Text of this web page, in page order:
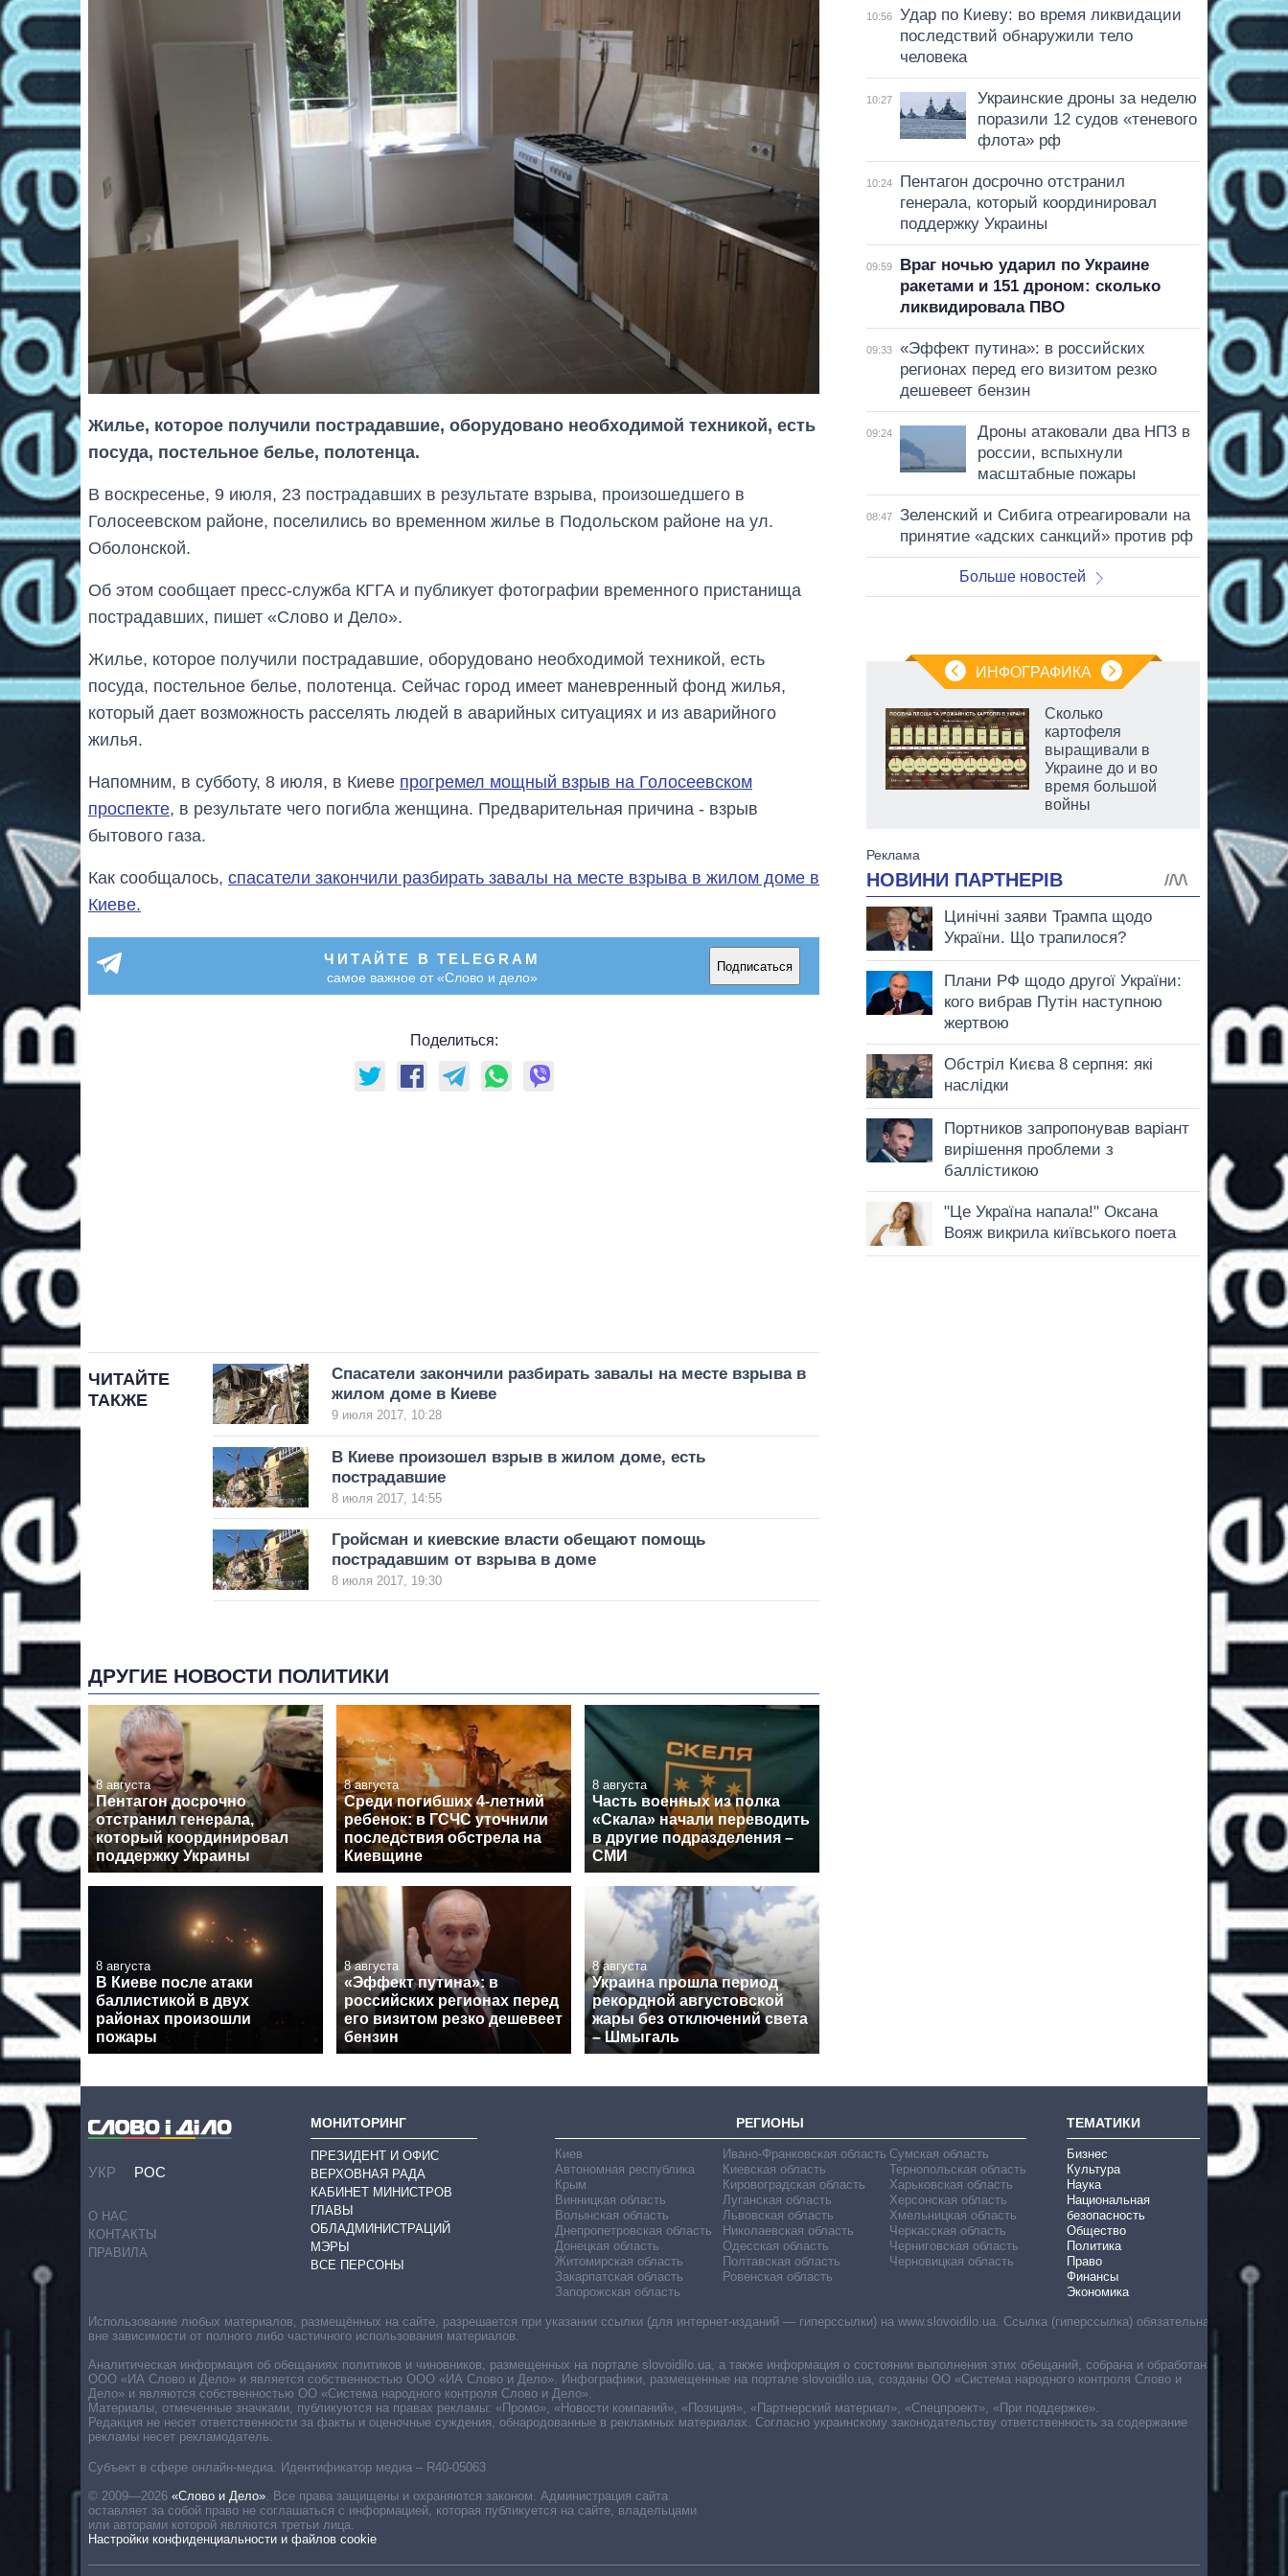
Жилье, которое получили пострадавшие, оборудовано необходимой техникой, есть
посуда, постельное белье, полотенца.
В воскресенье, 9 июля, 23 пострадавших в результате взрыва, произошедшего в
Голосеевском районе, поселились во временном жилье в Подольском районе на ул.
Оболонской.
Об этом сообщает пресс-служба КГГА и публикует фотографии временного пристанища
пострадавших, пишет «Слово и Дело».
Жилье, которое получили пострадавшие, оборудовано необходимой техникой, есть
посуда, постельное белье, полотенца. Сейчас город имеет маневренный фонд жилья,
который дает возможность расселять людей в аварийных ситуациях и из аварийного
жилья.
Напомним, в субботу, 8 июля, в Киеве прогремел мощный взрыв на Голосеевском
проспекте, в результате чего погибла женщина. Предварительная причина - взрыв
бытового газа.
Как сообщалось, спасатели закончили разбирать завалы на месте взрыва в жилом доме в
Киеве.
ЧИТАЙТЕ В TELEGRAM
самое важное от «Слово и дело»
Подписаться
Поделиться:
ЧИТАЙТЕ
ТАКЖЕ
Спасатели закончили разбирать завалы на месте взрыва в
жилом доме в Киеве
9 июля 2017, 10:28
В Киеве произошел взрыв в жилом доме, есть
пострадавшие
8 июля 2017, 14:55
Гройсман и киевские власти обещают помощь
пострадавшим от взрыва в доме
8 июля 2017, 19:30
ДРУГИЕ НОВОСТИ ПОЛИТИКИ
8 августа
Пентагон досрочно
отстранил генерала,
который координировал
поддержку Украины
8 августа
Среди погибших 4-летний
ребенок: в ГСЧС уточнили
последствия обстрела на
Киевщине
8 августа
Часть военных из полка
«Скала» начали переводить
в другие подразделения –
СМИ
8 августа
В Киеве после атаки
баллистикой в двух
районах произошли
пожары
8 августа
«Эффект путина»: в
российских регионах перед
его визитом резко дешевеет
бензин
8 августа
Украина прошла период
рекордной августовской
жары без отключений света
– Шмыгаль
10:56
Удар по Киеву: во время ликвидации
последствий обнаружили тело
человека
10:27
Украинские дроны за неделю
поразили 12 судов «теневого
флота» рф
10:24
Пентагон досрочно отстранил
генерала, который координировал
поддержку Украины
09:59
Враг ночью ударил по Украине
ракетами и 151 дроном: сколько
ликвидировала ПВО
09:33
«Эффект путина»: в российских
регионах перед его визитом резко
дешевеет бензин
09:24
Дроны атаковали два НПЗ в
россии, вспыхнули
масштабные пожары
08:47
Зеленский и Сибига отреагировали на
принятие «адских санкций» против рф
Больше новостей
ИНФОГРАФИКА
От 1 месяца – до 5
руководителя СВР
Сколько
картофеля
выращивали в
Украине до и во
время большой
войны
УКР РОС
О НАС
КОНТАКТЫ
ПРАВИЛА
МОНИТОРИНГ
ПРЕЗИДЕНТ И ОФИС
ВЕРХОВНАЯ РАДА
КАБИНЕТ МИНИСТРОВ
ГЛАВЫ
ОБЛАДМИНИСТРАЦИЙ
МЭРЫ
ВСЕ ПЕРСОНЫ
РЕГИОНЫ
Киев
Автономная республика
Крым
Винницкая область
Волынская область
Днепропетровская область
Донецкая область
Житомирская область
Закарпатская область
Запорожская область
Ивано-Франковская область
Киевская область
Кировоградская область
Луганская область
Львовская область
Николаевская область
Одесская область
Полтавская область
Ровенская область
Сумская область
Тернопольская область
Харьковская область
Херсонская область
Хмельницкая область
Черкасская область
Черниговская область
Черновицкая область
ТЕМАТИКИ
Бизнес
Культура
Наука
Национальная
безопасность
Общество
Политика
Право
Финансы
Экономика
Субъект в сфере онлайн-медиа. Идентификатор медиа – R40-05063
© 2009—2026 «Слово и Дело» Все права защищены и охраняются законом. Администрация сайта
оставляет за собой право не соглашаться с информацией, которая публикуется на сайте, владельцами
или авторами которой являются третьи лица.
Настройки конфиденциальности и файлов cookie
Использование любых материалов, размещённых на сайте, разрешается при указании ссылки (для интернет-изданий — гиперссылки) на www.slovoidilo.ua. Ссылка (гиперссылка) обязательна
вне зависимости от полного либо частичного использования материалов.
Аналитическая информация об обещаниях политиков и чиновников, размещенных на портале slovoidilo.ua, а также информация о состоянии выполнения этих обещаний, собрана и обработана
ООО «ИА Слово и Дело» и является собственностью ООО «ИА Слово и Дело». Инфографики, размещенные на портале slovoidilo.ua, созданы ОО «Система народного контроля Слово и
Дело» и являются собственностью ОО «Система народного контроля Слово и Дело».
Материалы, отмеченные значками, публикуются на правах рекламы: «Промо», «Новости компаний», «Позиция», «Партнерский материал», «Спецпроект», «При поддержке».
Редакция не несет ответственности за факты и оценочные суждения, обнародованные в рекламных материалах. Согласно украинскому законодательству ответственность за содержание
рекламы несет рекламодатель.